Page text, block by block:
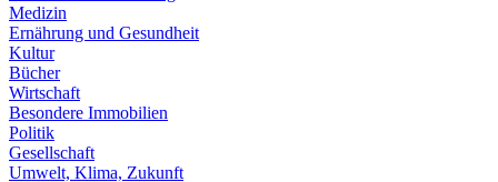
Medizin
Ernährung und Gesundheit
Kultur
Bücher
Wirtschaft
Besondere Immobilien
Politik
Gesellschaft
Umwelt, Klima, Zukunft